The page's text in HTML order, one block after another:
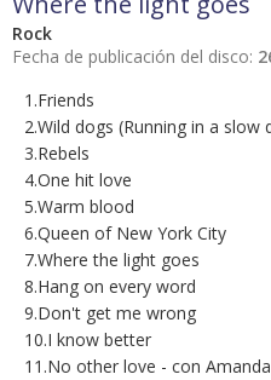
Rock
Fecha de publicación del disco:
1.Friends
2.Wild dogs (Running in a slow
3.Rebels
4.One hit love
5.Warm blood
6.Queen of New York City
7.Where the light goes
8.Hang on every word
9.Don't get me wrong
10.I know better
11.No other love - con